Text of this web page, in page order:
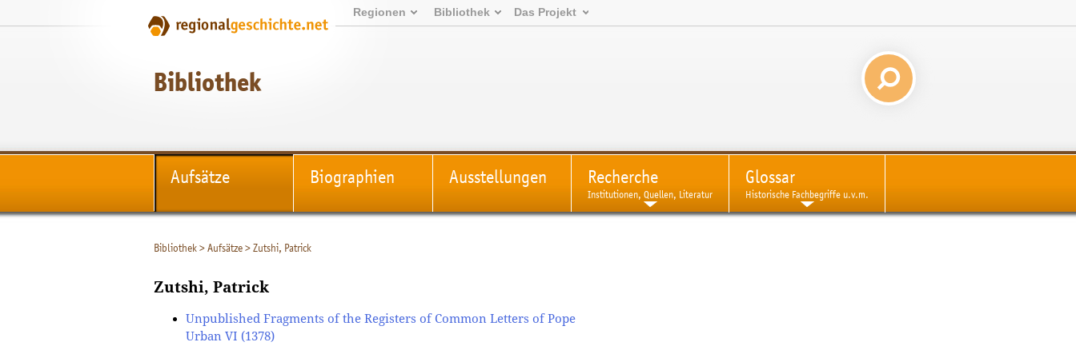
Regionen Bibliothek Das Projekt
Bibliothek
Aufsätze Biographien Ausstellungen Recherche
Institutionen, Quellen, Literatur
Glossar
Historische Fachbegriffe u.v.m.
Bibliothek>Aufsätze>Zutshi, Patrick
Zutshi, Patrick
Unpublished Fragments of the Registers of Common Letters of Pope
Urban VI (1378)